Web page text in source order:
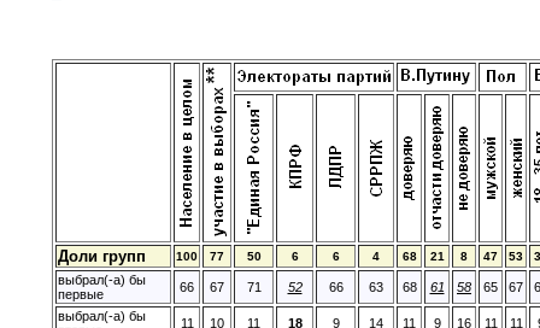
Доли групп 100 77 50 6 6 4 68 21 8 47 53
выбрал(-а) бы
первые
66 67 71 52 66 63 68 61 58 65 67
выбрал(-а) бы
11 10 11 18 9 14 11 9 16 11 11